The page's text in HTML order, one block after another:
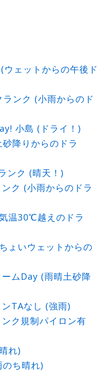
ェットからの午後ド
ンク (小雨からのド
小島 (ドライ！)
降りからのドラ
ンク (晴天！)
ク (小雨からのドラ
温30℃越えのドラ
ょいウェットからの
ムDay (雨晴土砂降
TAなし (強雨)
ク規制パイロン有
れ)
ち晴れ)